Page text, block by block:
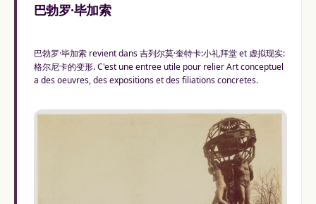
巴勃罗·毕加索
巴勃罗·毕加索 revient dans 吉列尔莫·奎特卡:小礼拜堂 et 虚拟现实:
格尔尼卡的变形. C'est une entree utile pour relier Art conceptuel
a des oeuvres, des expositions et des filiations concretes.